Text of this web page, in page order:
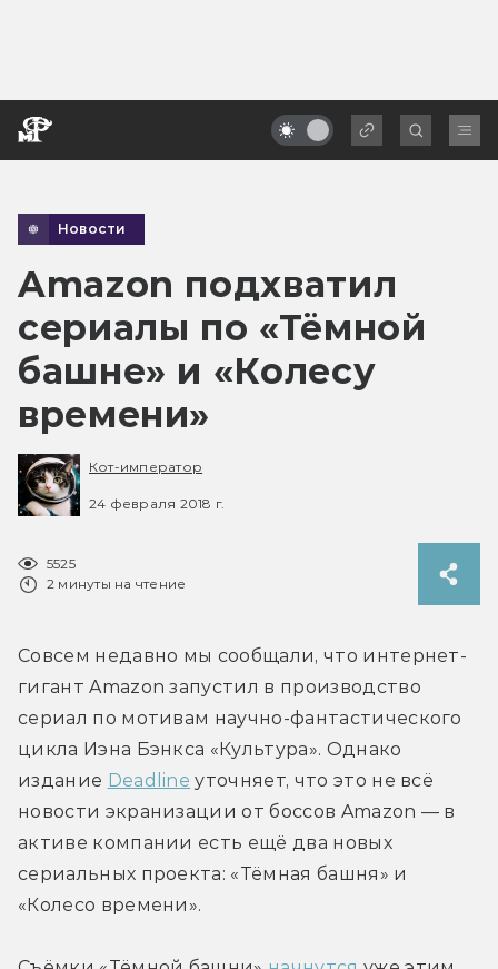
Новости
Amazon подхватил
сериалы по «Тёмной
башне» и «Колесу
времени»
Кот-император
24 февраля 2018 г.
5525
2 минуты на чтение
Совсем недавно мы сообщали, что интернет-
гигант Amazon запустил в производство
сериал по мотивам научно-фантастического
цикла Иэна Бэнкса «Культура». Однако
издание Deadline уточняет, что это не всё
новости экранизации от боссов Amazon — в
активе компании есть ещё два новых
сериальных проекта: «Тёмная башня» и
«Колесо времени».